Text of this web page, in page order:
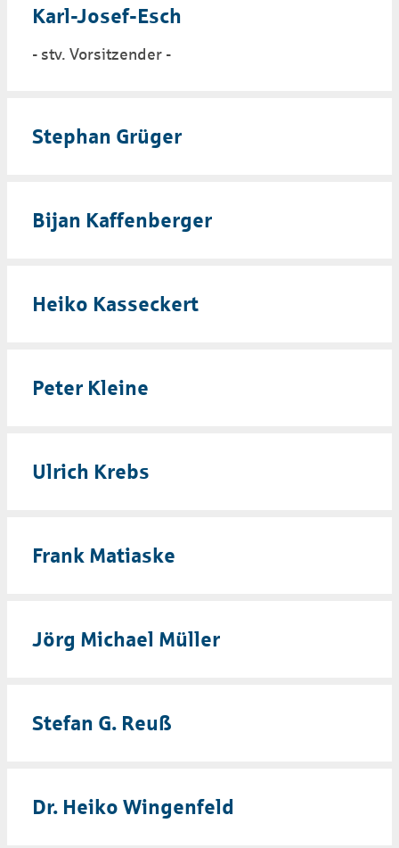
Karl-Josef-Esch
- stv. Vorsitzender -
Stephan Grüger
Bijan Kaffenberger
Heiko Kasseckert
Peter Kleine
Ulrich Krebs
Frank Matiaske
Jörg Michael Müller
Stefan G. Reuß
Dr. Heiko Wingenfeld